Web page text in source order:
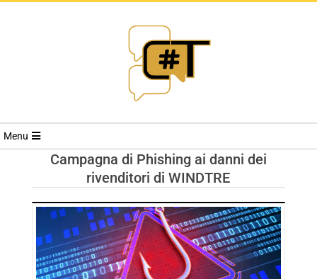
RIVISTA
TRENDS
Menu
Campagna di Phishing ai danni dei
rivenditori di WINDTRE